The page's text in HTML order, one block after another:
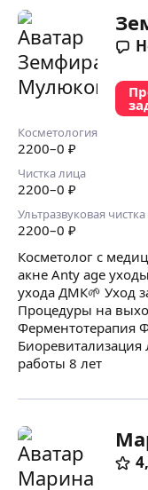
Косметология
2200–0 ₽
Чистка лица
2200–0 ₽
Ультразвуковая
2200–0 ₽
Косметолог с
акне Anty age
ухода ДМК🌱 Уход
Процедуры на
Ферментотерапия
работы 8 лет